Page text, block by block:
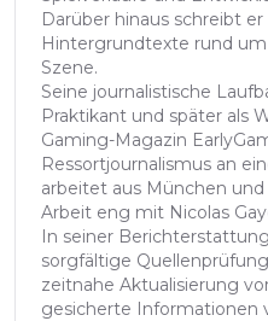
Darüber hinaus schreibt
Hintergrundtexte rund
Szene.
Seine journalistische
Praktikant und später als
Gaming-Magazin
Ressortjournalismus an
arbeitet aus München
Arbeit eng mit Nicolas
In seiner
sorgfältige
zeitnahe Aktualisierung
gesicherte Informationen